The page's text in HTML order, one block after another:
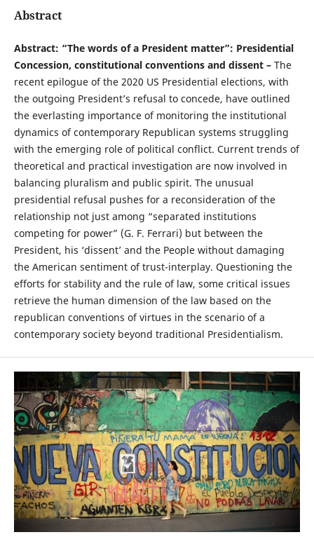
Abstract
Abstract: “The words of a President matter”: Presidential
Concession, constitutional conventions and dissent – The
recent epilogue of the 2020 US Presidential elections, with
the outgoing President’s refusal to concede, have outlined
the everlasting importance of monitoring the institutional
dynamics of contemporary Republican systems struggling
with the emerging role of political conflict. Current trends of
theoretical and practical investigation are now involved in
balancing pluralism and public spirit. The unusual
presidential refusal pushes for a reconsideration of the
relationship not just among “separated institutions
competing for power” (G. F. Ferrari) but between the
President, his ‘dissent’ and the People without damaging
the American sentiment of trust-interplay. Questioning the
efforts for stability and the rule of law, some critical issues
retrieve the human dimension of the law based on the
republican conventions of virtues in the scenario of a
contemporary society beyond traditional Presidentialism.